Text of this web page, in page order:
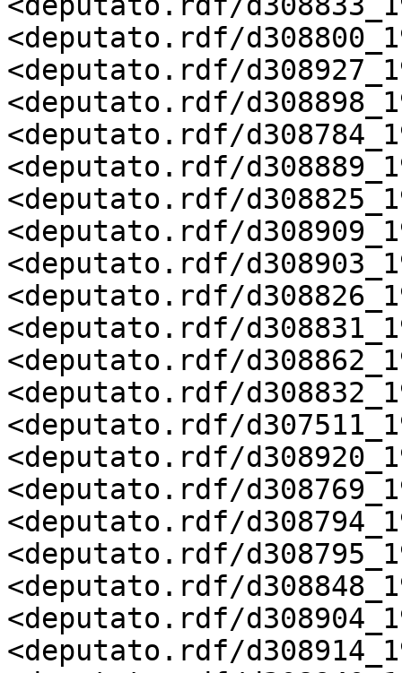
<deputato.rdf/
<deputato.rdf/
<deputato.rdf/
<deputato.rdf/
<deputato.rdf/
<deputato.rdf/
<deputato.rdf/
<deputato.rdf/
<deputato.rdf/
<deputato.rdf/
<deputato.rdf/
<deputato.rdf/
<deputato.rdf/
<deputato.rdf/
<deputato.rdf/
<deputato.rdf/
<deputato.rdf/
<deputato.rdf/
<deputato.rdf/
<deputato.rdf/